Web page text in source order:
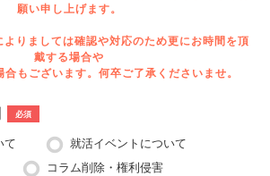
願い申し上げます。
りましては確認や対応のため更にお時間を頂
戴する場合や
もございます。何卒ご了承くださいませ。
必須
て
就活イベントについて
コラム削除・権利侵害